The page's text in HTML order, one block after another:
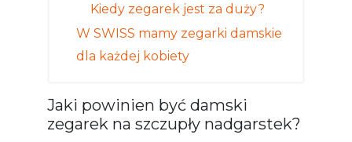
Kiedy zegarek jest za duży?
W SWISS mamy zegarki damskie
dla każdej kobiety
Jaki powinien być damski
zegarek na szczupły nadgarstek?